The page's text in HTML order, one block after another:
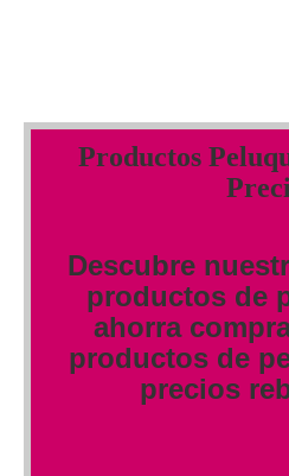
Productos
Descubre
productos de
ahorra
productos de
precios